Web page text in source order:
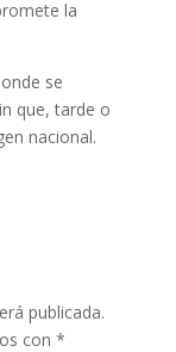
la
se
que, tarde o
nacional.
publicada.
con *